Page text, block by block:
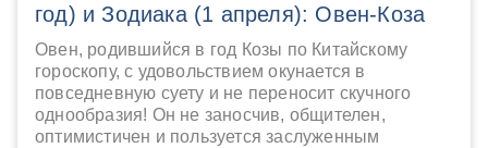
год) и Зодиака (1 апреля): Овен-Коза
Овен, родившийся в год Козы по Китайскому
гороскопу, с удовольствием окунается в
повседневную суету и не переносит скучного
однообразия! Он не заносчив, общителен,
оптимистичен и пользуется заслуженным